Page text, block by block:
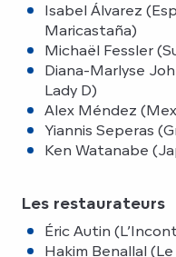
Isabel Álvarez
Maricastaña)
Michaël Fessler
Diana-Marlyse
Lady D)
Alex Méndez
Yiannis Seperas
Ken Watanabe
Les restaurateurs
Éric Autin
Hakim Benallal